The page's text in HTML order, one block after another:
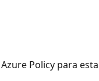
Policy para esta